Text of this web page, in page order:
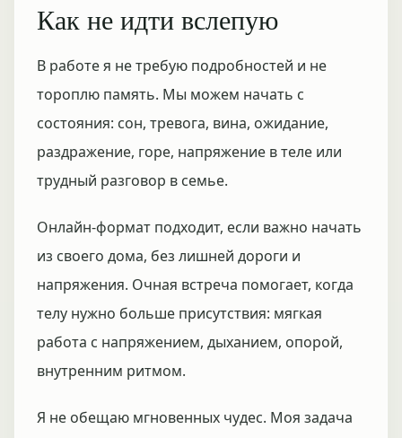
Как не идти вслепую
В работе я не требую подробностей и не
тороплю память. Мы можем начать с
состояния: сон, тревога, вина, ожидание,
раздражение, горе, напряжение в теле или
трудный разговор в семье.
Онлайн-формат подходит, если важно начать
из своего дома, без лишней дороги и
напряжения. Очная встреча помогает, когда
телу нужно больше присутствия: мягкая
работа с напряжением, дыханием, опорой,
внутренним ритмом.
Я не обещаю мгновенных чудес. Моя задача